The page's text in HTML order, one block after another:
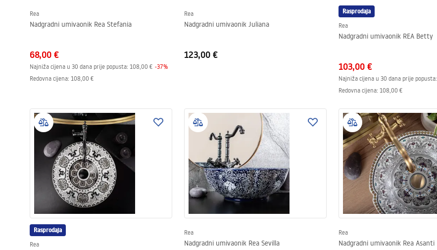
Rea
Nadgradni umivaonik Rea Stefania
68,00 €
Najniža cijena u 30 dana prije popusta: 108,00 € -37%
Redovna cijena: 108,00 €
Rea
Nadgradni umivaonik Juliana
123,00 €
Rasprodaja
Rea
Nadgradni umivaonik REA Betty
103,00 €
Najniža cijena u 30 dana prije popusta:
Redovna cijena: 108,00 €
Rasprodaja
Rea
Rea
Nadgradni umivaonik Rea Sevilla
Rea
Nadgradni umivaonik Rea Asanti